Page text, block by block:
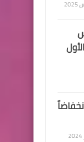
الأول